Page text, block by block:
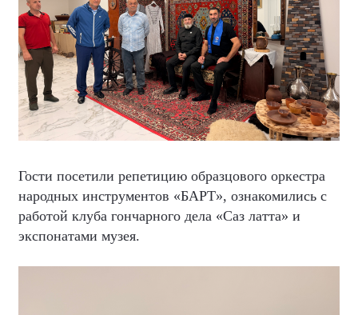
Гости посетили репетицию образцового оркестра
народных инструментов «БАРТ», ознакомились с
работой клуба гончарного дела «Саз латта» и
экспонатами музея.